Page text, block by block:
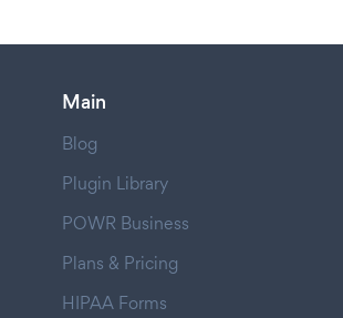
Main
Blog
Plugin Library
POWR Business
Plans & Pricing
HIPAA Forms